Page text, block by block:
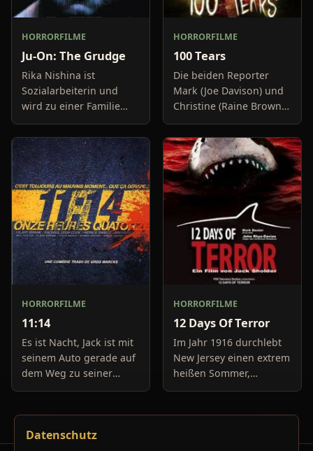
HORRORFILME
Ju-On: The Grudge
Rika Nishina ist
Sozialarbeiterin und
wird zu einer Familie
geschickt, um dort nach
dem Rechten zu sehen.
Im Haus angekommen,
trifft sie auf eine
merkwürdige,
HORRORFILME
100 Tears
Die beiden Reporter
Mark (Joe Davison) und
Christine (Raine Brown)
haben keine Lust mehr
auf belanglose
Boulevard-Meldungen
und befassen sich
neuerdings mit Se
HORRORFILME
11:14
Es ist Nacht, Jack ist mit
seinem Auto gerade auf
dem Weg zu seiner
Freundin, um diese
Auto springt auf 11:14h,
genau in dem Moment
HORRORFILME
12 Days Of Terror
Im Jahr 1916 durchlebt
New Jersey einen extrem
heißen Sommer,
während in Europa der
Bewohner eines kleinen
Datenschutz